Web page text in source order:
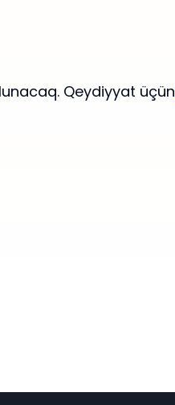
Qeydiyyat üçün